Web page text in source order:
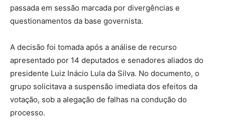
passada em sessão marcada por divergências e
questionamentos da base governista.
A decisão foi tomada após a análise de recurso
apresentado por 14 deputados e senadores aliados do
presidente Luiz Inácio Lula da Silva. No documento, o
grupo solicitava a suspensão imediata dos efeitos da
votação, sob a alegação de falhas na condução do
processo.